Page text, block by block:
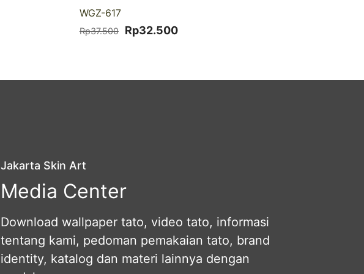
WGZ-617
Rp37.500
Harga
Rp37.500.
Rp32.500Harga
adalah:
Jakarta Skin Art
Media Center
Download wallpaper tato, video tato, informasi
tentang kami, pedoman pemakaian tato, brand
identity, katalog dan materi lainnya dengan